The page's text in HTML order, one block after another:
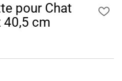
pour Chat
40,5 cm